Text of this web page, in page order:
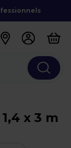
x 3 m